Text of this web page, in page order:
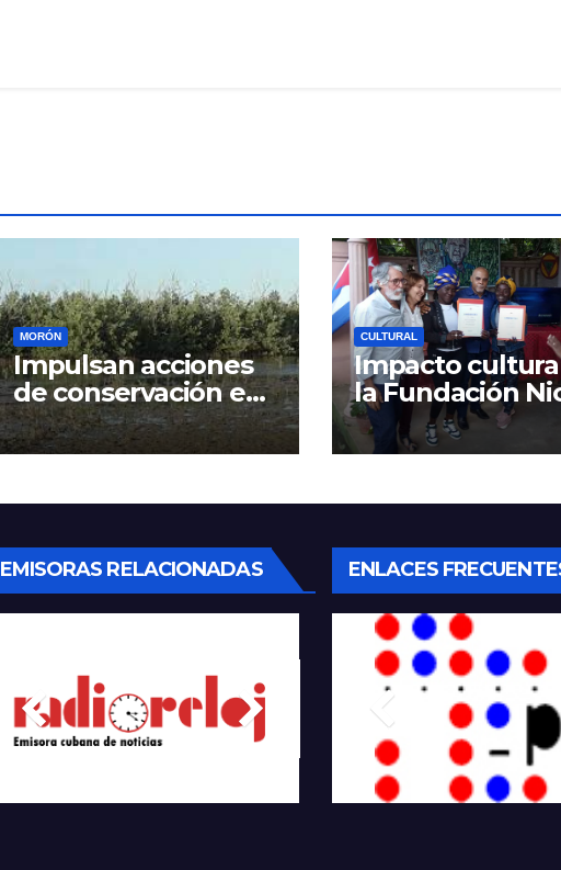
MORÓN
Impulsan acciones
de conservación en
Gran Humedal
CULTURAL
Impacto
la Fundación
Guillén
EMISORAS RELACIONADAS ENLACES